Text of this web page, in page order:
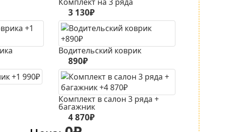
3 130₽
Водительский коврик
890₽
Комплект в салон 3 ряда +
багажник
4 870₽